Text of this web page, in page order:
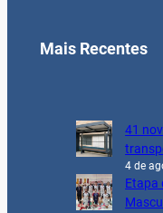
Mais Recentes
41
4 de
Etapa